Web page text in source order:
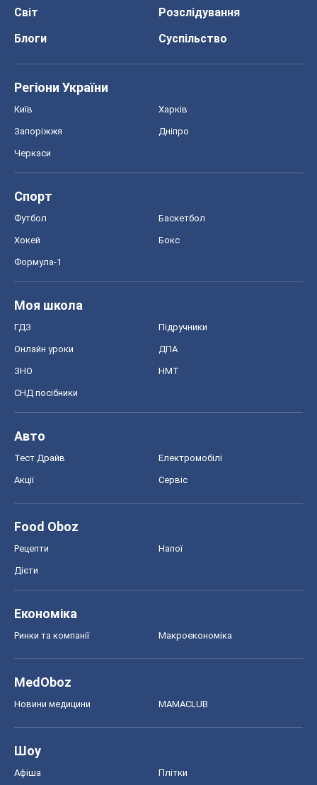
Світ
Розслідування
Блоги
Суспільство
Регіони України
Київ Харків
Запоріжжя Дніпро
Черкаси
Спорт
Футбол Баскетбол
Хокей Бокс
Формула-1
Моя школа
ГДЗ Підручники
Онлайн уроки ДПА
ЗНО НМТ
СНД посібники
Авто
Тест Драйв Електромобілі
Акції Сервіс
Food Oboz
Рецепти Напої
Дієти
Економіка
Ринки та компанії Макроекономіка
MedOboz
Новини медицини MAMACLUB
Шоу
Афіша Плітки